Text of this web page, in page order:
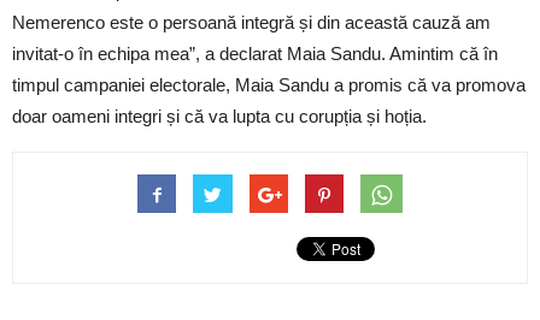
Nemerenco este o persoană integră și din această cauză am
invitat-o în echipa mea”, a declarat Maia Sandu. Amintim că în
timpul campaniei electorale, Maia Sandu a promis că va promova
doar oameni integri și că va lupta cu corupția și hoția.